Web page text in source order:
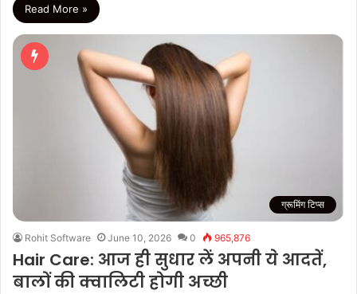
Read More »
ग्रूमिंग टिप्स
Rohit Software June 10, 2026 0 965,876
Hair Care: आज ही सुधार लें अपनी ये आदतें,
बालों की क्वालिटी होगी अच्छी